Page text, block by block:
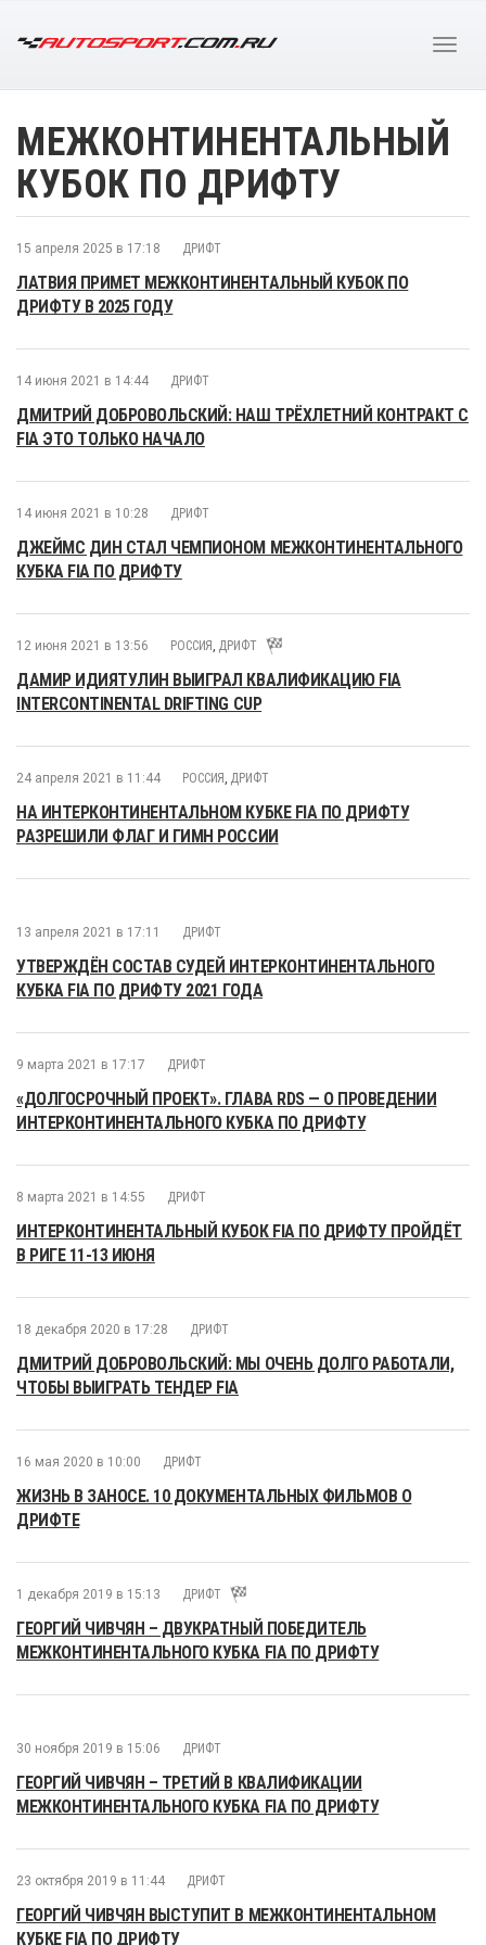
МЕЖКОНТИНЕНТАЛЬНЫЙ
КУБОК ПО ДРИФТУ
15 апреля 2025 в 17:18 ДРИФТ
ЛАТВИЯ ПРИМЕТ МЕЖКОНТИНЕНТАЛЬНЫЙ КУБОК ПО
ДРИФТУ В 2025 ГОДУ
14 июня 2021 в 14:44 ДРИФТ
ДМИТРИЙ ДОБРОВОЛЬСКИЙ: НАШ ТРЁХЛЕТНИЙ КОНТРАКТ С
FIA ЭТО ТОЛЬКО НАЧАЛО
14 июня 2021 в 10:28 ДРИФТ
ДЖЕЙМС ДИН СТАЛ ЧЕМПИОНОМ МЕЖКОНТИНЕНТАЛЬНОГО
КУБКА FIA ПО ДРИФТУ
12 июня 2021 в 13:56 РОССИЯ , ДРИФТ
ДАМИР ИДИЯТУЛИН ВЫИГРАЛ КВАЛИФИКАЦИЮ FIA
INTERCONTINENTAL DRIFTING CUP
24 апреля 2021 в 11:44 РОССИЯ , ДРИФТ
НА ИНТЕРКОНТИНЕНТАЛЬНОМ КУБКЕ FIA ПО ДРИФТУ
РАЗРЕШИЛИ ФЛАГ И ГИМН РОССИИ
13 апреля 2021 в 17:11 ДРИФТ
УТВЕРЖДЁН СОСТАВ СУДЕЙ ИНТЕРКОНТИНЕНТАЛЬНОГО
КУБКА FIA ПО ДРИФТУ 2021 ГОДА
9 марта 2021 в 17:17 ДРИФТ
«ДОЛГОСРОЧНЫЙ ПРОЕКТ». ГЛАВА RDS — О ПРОВЕДЕНИИ
ИНТЕРКОНТИНЕНТАЛЬНОГО КУБКА ПО ДРИФТУ
8 марта 2021 в 14:55 ДРИФТ
ИНТЕРКОНТИНЕНТАЛЬНЫЙ КУБОК FIA ПО ДРИФТУ ПРОЙДЁТ
В РИГЕ 11-13 ИЮНЯ
18 декабря 2020 в 17:28 ДРИФТ
ДМИТРИЙ ДОБРОВОЛЬСКИЙ: МЫ ОЧЕНЬ ДОЛГО РАБОТАЛИ,
ЧТОБЫ ВЫИГРАТЬ ТЕНДЕР FIA
16 мая 2020 в 10:00 ДРИФТ
ЖИЗНЬ В ЗАНОСЕ. 10 ДОКУМЕНТАЛЬНЫХ ФИЛЬМОВ О
ДРИФТЕ
1 декабря 2019 в 15:13 ДРИФТ
ГЕОРГИЙ ЧИВЧЯН – ДВУКРАТНЫЙ ПОБЕДИТЕЛЬ
МЕЖКОНТИНЕНТАЛЬНОГО КУБКА FIA ПО ДРИФТУ
30 ноября 2019 в 15:06 ДРИФТ
ГЕОРГИЙ ЧИВЧЯН – ТРЕТИЙ В КВАЛИФИКАЦИИ
МЕЖКОНТИНЕНТАЛЬНОГО КУБКА FIA ПО ДРИФТУ
23 октября 2019 в 11:44 ДРИФТ
ГЕОРГИЙ ЧИВЧЯН ВЫСТУПИТ В МЕЖКОНТИНЕНТАЛЬНОМ
КУБКЕ FIA ПО ДРИФТУ